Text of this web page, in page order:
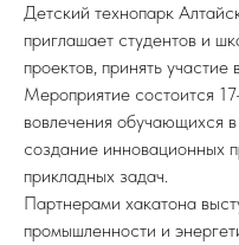
Детский технопарк
приглашает студентов и
проектов, принять
Мероприятие состоится
вовлечения обучающихся
создание инновационных
прикладных задач.
Партнерами хакатона
промышленности и